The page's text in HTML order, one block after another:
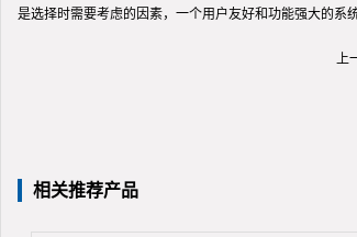
是选择时需要考虑的因素，一个用户友好和功能强大的系
上
相关推荐产品